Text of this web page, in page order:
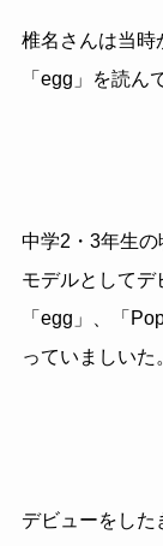
椎名さんは当時
「egg」を読ん
中学2・3年生
モデルとして
「egg」、「
っていましいた
デビューをした